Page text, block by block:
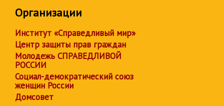
Организации
Институт «Справедливый мир»
Центр защиты прав граждан
Молодежь СПРАВЕДЛИВОЙ
РОССИИ
Социал-демократический союз
женщин России
Домсовет